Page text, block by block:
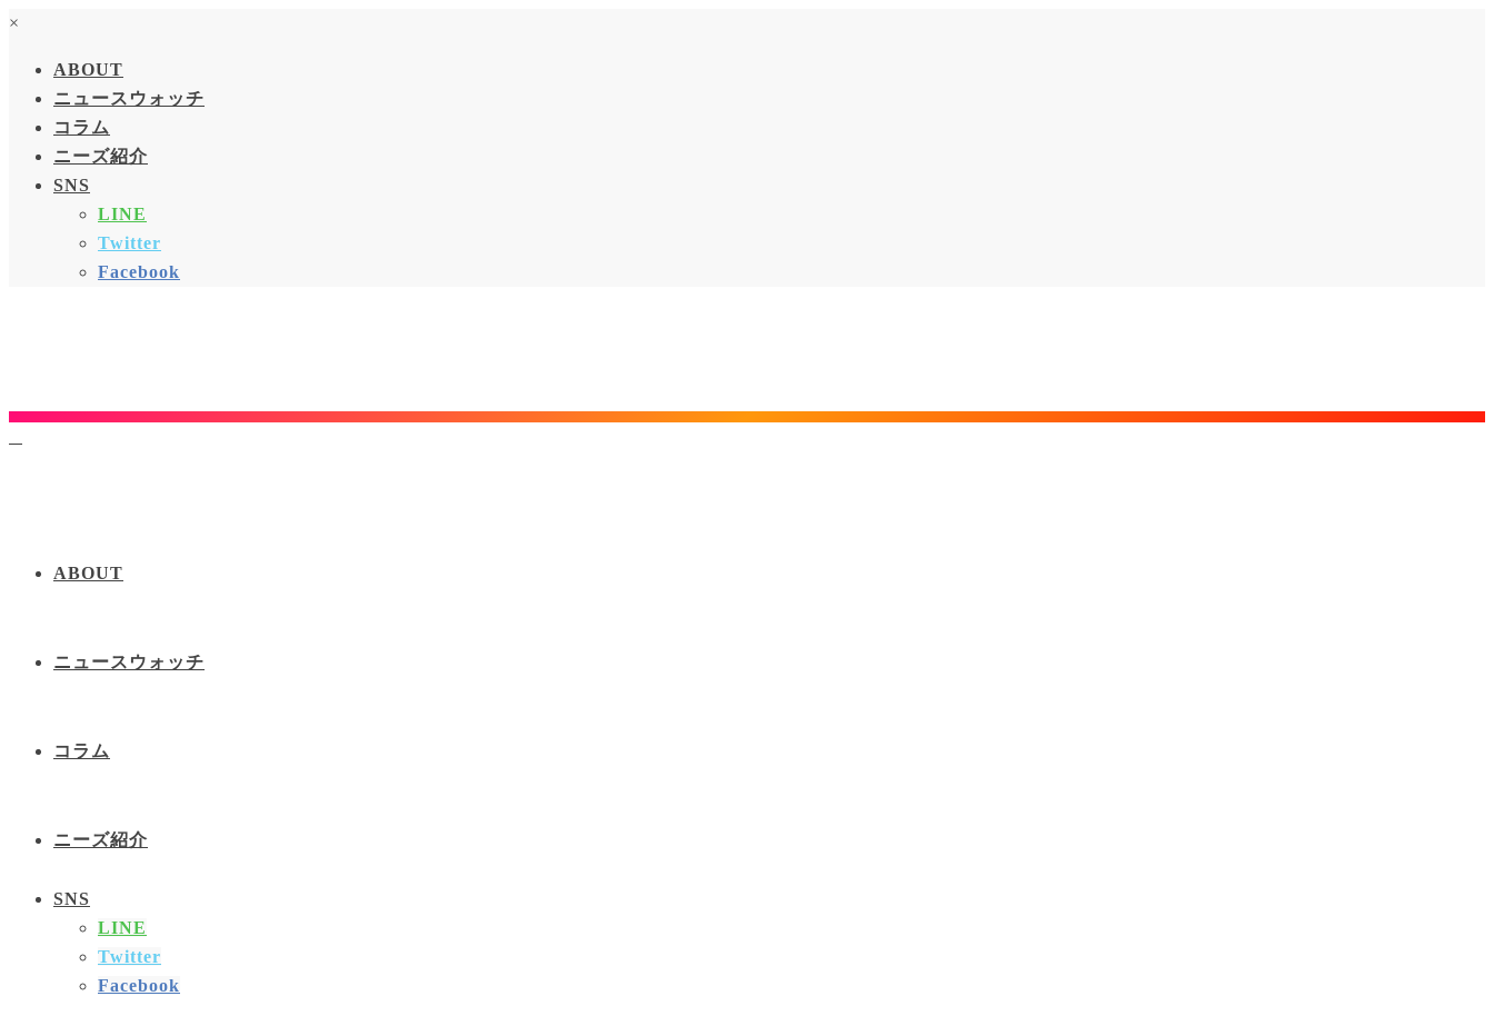
×
ABOUT
ニュースウォッチ
コラム
ニーズ紹介
SNS
LINE
Twitter
Facebook
ABOUT
ニュースウォッチ
コラム
ニーズ紹介
SNS
LINE
Twitter
Facebook